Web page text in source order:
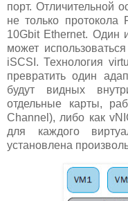
порт. Отличительной
не только
10Gbit Ethernet. Один
может
iSCSI. Технология
превратить один
будут видных
отдельные карты,
Channel), либо как
для каждого
установлена